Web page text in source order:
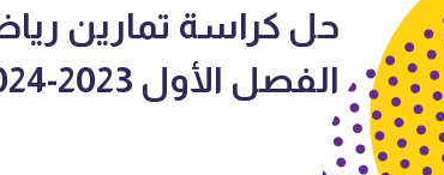
حل كراسة تمارين
الفصل الأول 2023-2024 أ محمد الفلاح